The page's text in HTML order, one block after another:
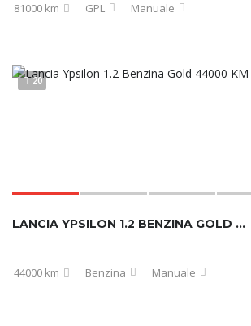
81000 km GPL Manuale
20
LANCIA YPSILON 1.2 BENZINA GOLD 44000 KM
44000 km Benzina Manuale